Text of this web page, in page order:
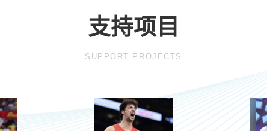
支持项目
SUPPORT PROJECTS